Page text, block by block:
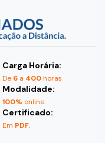
Carga Horária:
De 6 a 400horas
Modalidade:
100% online.
Certificado:
Em PDF.